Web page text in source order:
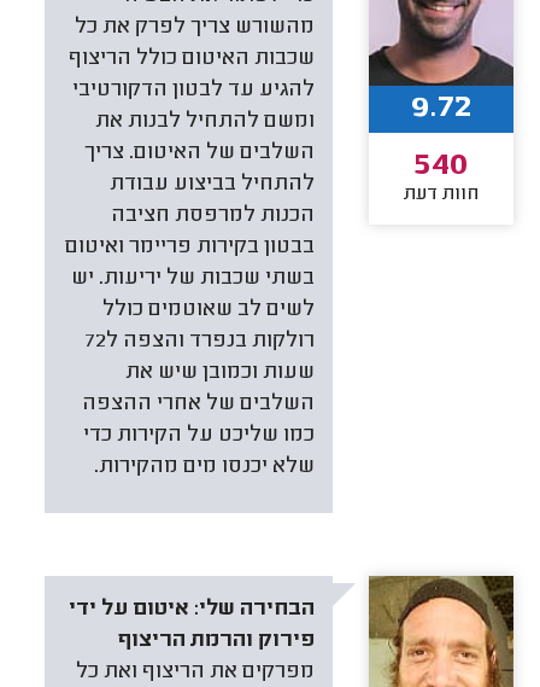
מהשורש צריך לפרק את כל
שכבות האיטום כולל הריצוף
להגיע עד לבטון הדקורטיבי
ומשם להתחיל לבנות את
השלבים של האיטום. צריך
להתחיל בביצוע עבודת
הכנות למרפסת חציבה
בבטון בקירות פריימר ואיטום
בשתי שכבות של יריעות. יש
לשים לב שאוטמים כולל
רולקות בנפרד והצפה ל72
שעות וכמובן שיש את
השלבים של אחרי ההצפה
כמו שליכט על הקירות כדי
שלא יכנסו מים מהקירות.
9.72
540
חוות דעת
הבחירה שלי: איטום על ידי
פירוק והרמת הריצוף
מפרקים את הריצוף ואת כל